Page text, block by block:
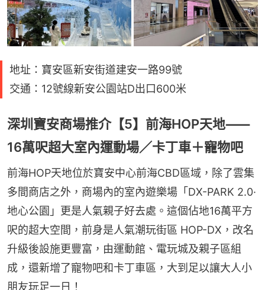
地址：寶安區新安街道建安一路99號
交通：12號線新安公園站D出口600米
深圳寶安商場推介【5】前海HOP天地⸺
16萬呎超大室內運動場／卡丁車＋寵物吧
前海HOP天地位於寶安中心前海CBD區域，除了雲集
多間商店之外，商場內的室內遊樂場「DX-PARK 2.0·
地心公園」更是人氣親子好去處。這個佔地16萬平方
呎的超大空間，前身是人氣潮玩街區 HOP-DX，改名
升級後設施更豐富，由運動館、電玩城及親子區組
成，還新增了寵物吧和卡丁車區，大到足以讓大人小
朋友玩足一日！